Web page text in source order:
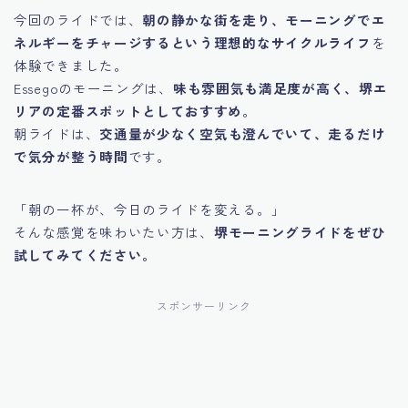
今回のライドでは、 朝の静かな街を走り、モーニングでエ
ネルギーをチャージするという理想的なサイクルライフ を
体験できました。
Essegoのモーニングは、 味も雰囲気も満足度が高く、堺エ
リアの定番スポットとしておすすめ。
朝ライドは、 交通量が少なく空気も澄んでいて、走るだけ
で気分が整う時間です。
「朝の一杯が、今日のライドを変える。」
そんな感覚を味わいたい方は、 堺モーニングライドをぜひ
試してみてください。
スポンサーリンク